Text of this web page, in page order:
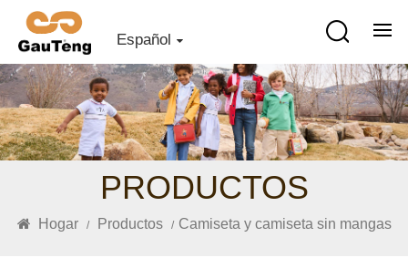
Español
PRODUCTOS
Hogar / Productos / Camiseta y camiseta sin mangas